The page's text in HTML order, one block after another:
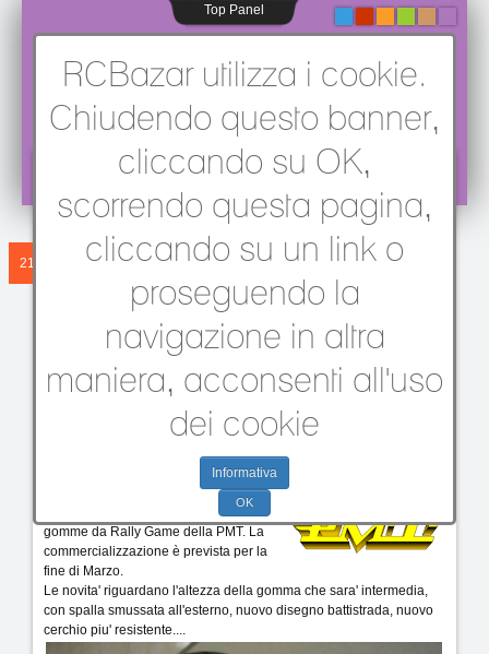
RCBazar utilizza i cookie.
Chiudendo questo banner,
cliccando su OK,
scorrendo questa pagina,
cliccando su un link o
proseguendo la
navigazione in altra
maniera, acconsenti all'uso
dei cookie
Informativa
OK
Top Panel
Home / Rally e Touring 1/8
Le prime immagini delle nuove PMT
21 MAR 2006
Le prime
immagini delle
nuove PMT
Ecco le prime immagini delle nuove
gomme da Rally Game della PMT. La
commercializzazione è prevista per la
fine di Marzo.
Le novita' riguardano l'altezza della gomma che sara' intermedia,
con spalla smussata all'esterno, nuovo disegno battistrada, nuovo
cerchio piu' resistente....